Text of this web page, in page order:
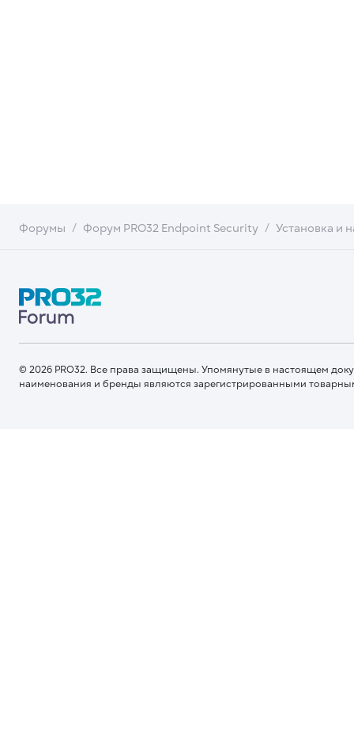
Форумы Форум PRO32 Endpoint Security Установка и
© 2026 PRO32. Все права защищены. Упомянутые в настоящем
наименования и бренды являются зарегистрированными